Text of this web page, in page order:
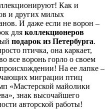
Как и
и других милых
И даже если не ворон –
для коллекционеров
подарок из Петербурга.
птичка, она каркает,
все воронь горло о своем
На ее лапке –
миграции птиц
«Мастерской майолики
знак высочайшего
авторской работы!